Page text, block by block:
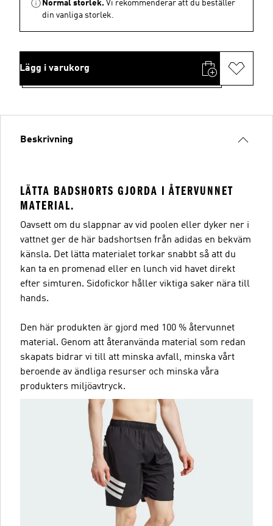
Normal storlek. Vi rekommenderar att du beställer
din vanliga storlek.
Lägg i varukorg
Beskrivning
LÄTTA BADSHORTS GJORDA I ÅTERVUNNET
MATERIAL.
Oavsett om du slappnar av vid poolen eller dyker ner i
vattnet ger de här badshortsen från adidas en bekväm
känsla. Det lätta materialet torkar snabbt så att du
kan ta en promenad eller en lunch vid havet direkt
efter simturen. Sidofickor håller viktiga saker nära till
hands.
Den här produkten är gjord med 100 % återvunnet
material. Genom att återanvända material som redan
skapats bidrar vi till att minska avfall, minska vårt
beroende av ändliga resurser och minska våra
produkters miljöavtryck.